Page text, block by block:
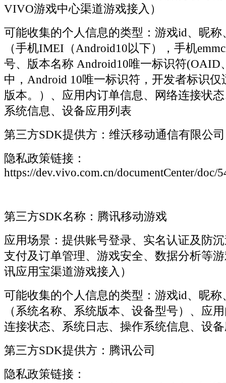
VIVO游戏中心渠道游戏接入）
可能收集的个人信息的类型：游戏id、昵称
（手机IMEI（Android10以下），手机
号、版本名称 Android10唯一标识符(OAID
中，Android 10唯一标识符，开发者标识仅
版本。）、应用内订单信息、网络连接状
系统信息、设备应用列表
第三方SDK提供方：维沃移动通信有限公司
隐私政策链接：
https://dev.vivo.com.cn/documentCenter/doc/
第三方SDK名称：腾讯移动游戏
应用场景：提供账号登录、实名认证及防
支付及订单管理、游戏安全、数据分析等
讯应用宝渠道游戏接入）
可能收集的个人信息的类型：游戏id、昵称
（系统名称、系统版本、设备型号）、应
连接状态、系统日志、操作系统信息、设
第三方SDK提供方：腾讯公司
隐私政策链接：